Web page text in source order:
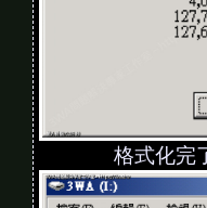
格式化完